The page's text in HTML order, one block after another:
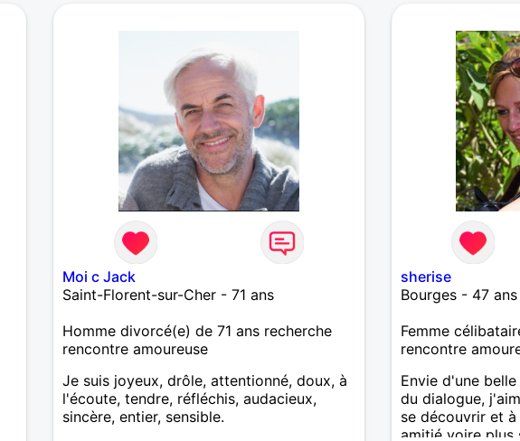
Moi c Jack
Saint-Florent-sur-Cher - 71 ans
Homme divorcé(e) de 71 ans recherche
rencontre amoureuse
Je suis joyeux, drôle, attentionné, doux, à
l'écoute, tendre, réfléchis, audacieux,
sincère, entier, sensible.
sherise
Bourges - 47 ans
Femme
rencontre
Envie d'une
du dialogue,
se découvrir et
amitié voire plus